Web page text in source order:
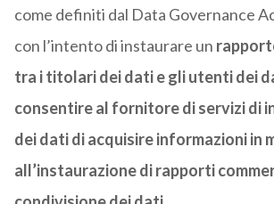
come definiti dal Data Governance
con l’intento di instaurare un
tra i titolari dei dati e gli utenti dei
consentire al fornitore di servizi di
dei dati di acquisire informazioni in
all’instaurazione di rapporti